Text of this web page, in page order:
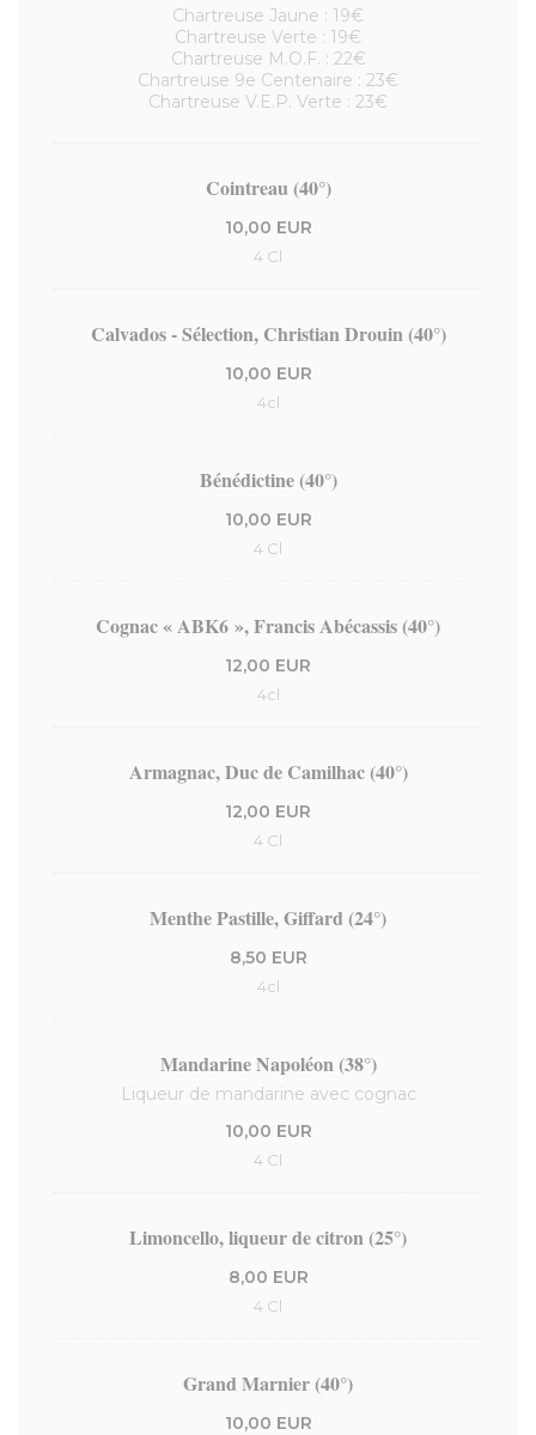
Chartreuse Jaune : 19€
Chartreuse Verte : 19€
Chartreuse M.O.F. : 22€
Chartreuse 9e Centenaire : 23€
Chartreuse V.E.P. Verte : 23€
Cointreau (40°)
10,00 EUR
4 Cl
Calvados - Sélection, Christian Drouin (40°)
10,00 EUR
4cl
Bénédictine (40°)
10,00 EUR
4 Cl
Cognac « ABK6 », Francis Abécassis (40°)
12,00 EUR
4cl
Armagnac, Duc de Camilhac (40°)
12,00 EUR
4 Cl
Menthe Pastille, Giffard (24°)
8,50 EUR
4cl
Mandarine Napoléon (38°)
Liqueur de mandarine avec cognac
10,00 EUR
4 Cl
Limoncello, liqueur de citron (25°)
8,00 EUR
4 Cl
Grand Marnier (40°)
10,00 EUR